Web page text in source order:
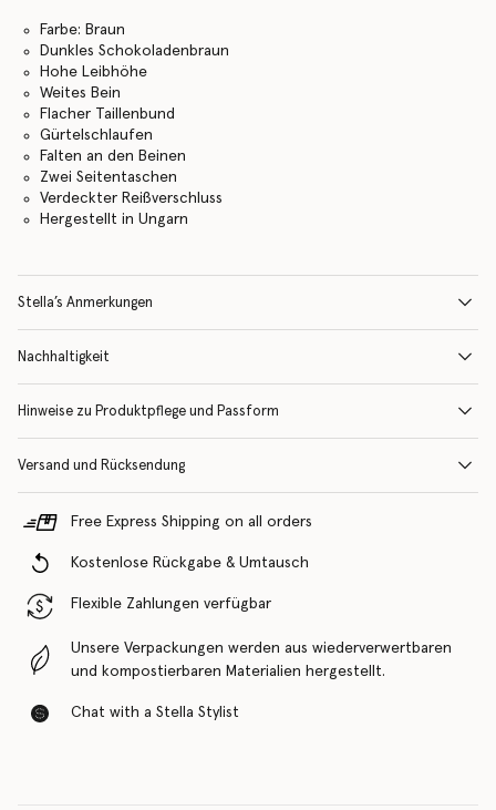
Farbe: Braun
Dunkles Schokoladenbraun
Hohe Leibhöhe
Weites Bein
Flacher Taillenbund
Gürtelschlaufen
Falten an den Beinen
Zwei Seitentaschen
Verdeckter Reißverschluss
Hergestellt in Ungarn
Stella’s Anmerkungen
Nachhaltigkeit
Hinweise zu Produktpflege und Passform
Versand und Rücksendung
Free Express Shipping on all orders
Kostenlose Rückgabe & Umtausch
Flexible Zahlungen verfügbar
Unsere Verpackungen werden aus wiederverwertbaren
und kompostierbaren Materialien hergestellt.
Chat with a Stella Stylist